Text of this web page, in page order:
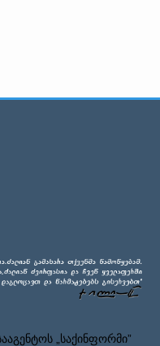
„საქინფორმი”